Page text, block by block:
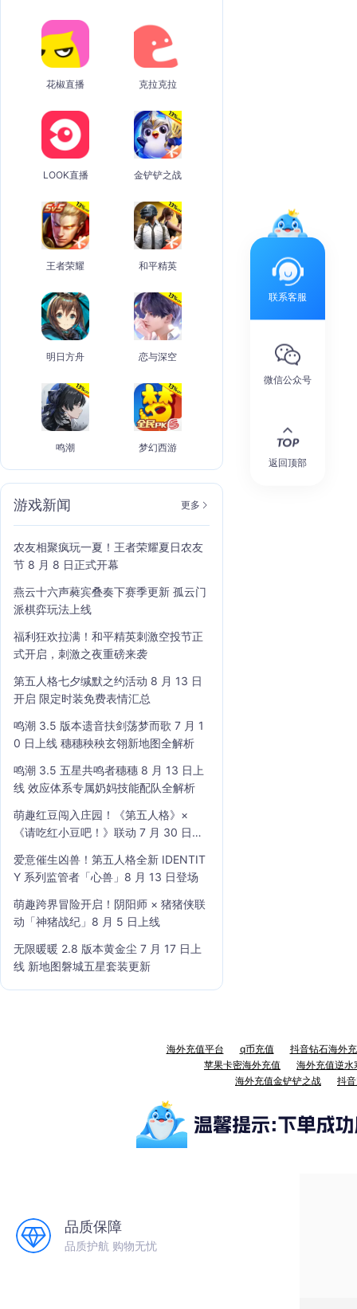
花椒直播 克拉克拉
LOOK直播 金铲铲之战
王者荣耀 和平精英
明日方舟 恋与深空
鸣潮 梦幻西游
游戏新闻 更多
农友相聚疯玩一夏！王者荣耀夏日农友
节 8 月 8 日正式开幕
燕云十六声蕤宾叠奏下赛季更新 孤云门
派棋弈玩法上线
福利狂欢拉满！和平精英刺激空投节正
式开启，刺激之夜重磅来袭
第五人格七夕缄默之约活动 8 月 13 日
开启 限定时装免费表情汇总
鸣潮 3.5 版本遗音扶剑荡梦而歌 7 月 1
0 日上线 穗穗秧秧玄翎新地图全解析
鸣潮 3.5 五星共鸣者穗穗 8 月 13 日上
线 效应体系专属奶妈技能配队全解析
萌趣红豆闯入庄园！《第五人格》×
《请吃红小豆吧！》联动 7 月 30 日开
爱意催生凶兽！第五人格全新 IDENTIT
Y 系列监管者「心兽」8 月 13 日登场
萌趣跨界冒险开启！阴阳师 × 猪猪侠联
动「神猪战纪」8 月 5 日上线
无限暖暖 2.8 版本黄金尘 7 月 17 日上
线 新地图磐城五星套装更新
海外充值平台 q币充值
抖音钻石海外
苹果卡密海外充值
海外充值逆水
海外充值金铲铲之战
抖
品质保障
品质护航 购物无忧
联系客服
微信公众号
返回顶部